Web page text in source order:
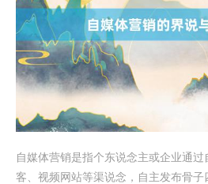
自媒体营销是指个东说念主或企业通
客、视频网站等渠说念，自主发布骨